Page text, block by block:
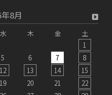
髪店オーナー様に聞
極のお店改装術！」
8月
水 木 金
土
1
5 6 7
8
12 13 14
15
19 20 21
22